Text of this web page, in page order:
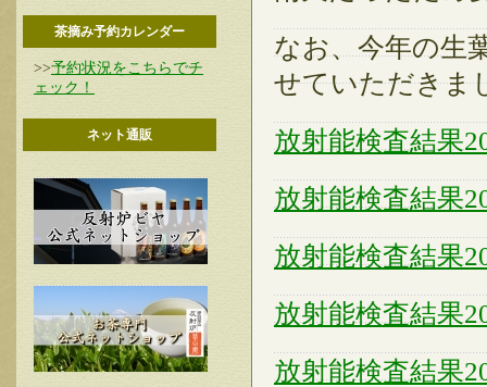
茶摘み予約カレンダー
>>予約状況をこちらでチ
ェック！
ネット通販
なお、今年の生
せていただきま
放射能検査結果
放射能検査結果
放射能検査結果
放射能検査結果
放射能検査結果